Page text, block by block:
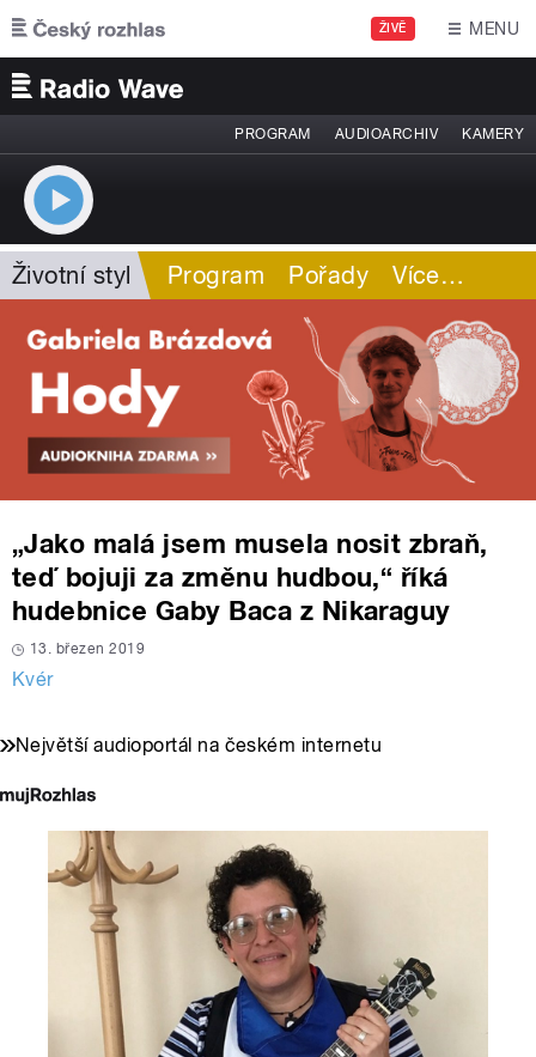
Přejít k hlavnímu obsahu
ŽIVĚ MENU
PROGRAM AUDIOARCHIV KAMERY
Životní styl Program Pořady Více…
„Jako malá jsem musela nosit zbraň,
teď bojuji za změnu hudbou,“ říká
hudebnice Gaby Baca z Nikaraguy
13. březen 2019
Kvér
Největší audioportál na českém internetu